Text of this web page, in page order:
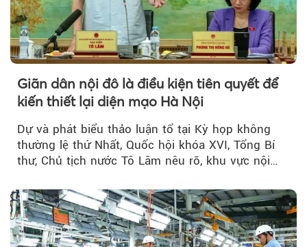
Giãn dân nội đô là điều kiện tiên quyết để
kiến thiết lại diện mạo Hà Nội
Dự và phát biểu thảo luận tổ tại Kỳ họp không
thường lệ thứ Nhất, Quốc hội khóa XVI, Tổng Bí
thư, Chủ tịch nước Tô Lâm nêu rõ, khu vực nội